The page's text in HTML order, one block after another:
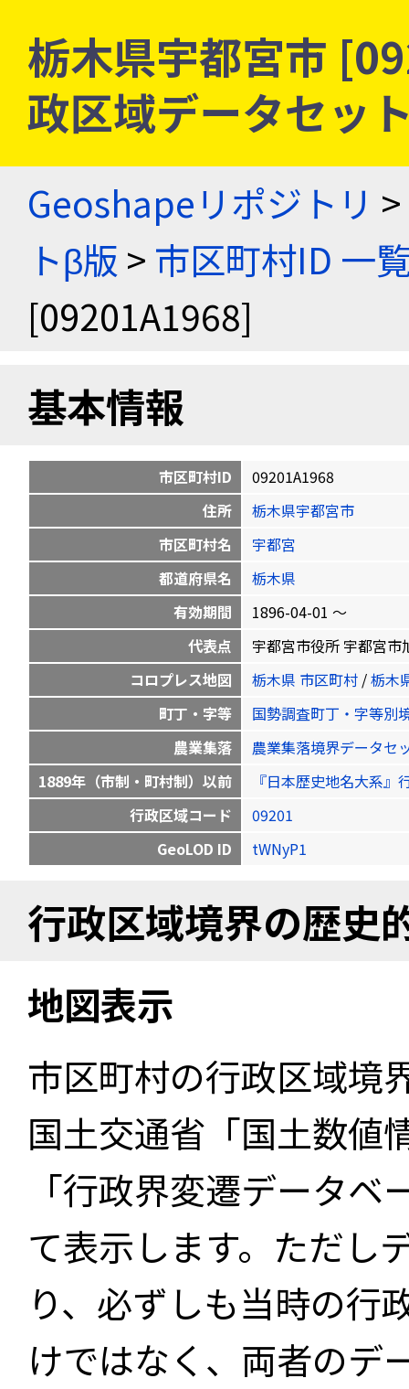
栃木県宇都宮市
政区域データセッ
Geoshapeリポジトリ >
トβ版 > 市区町村ID 一
[09201A1968]
基本情報
市区町村ID
09201A1968
住所
栃木県宇都宮市
市区町村名
宇都宮
都道府県名
栃木県
有効期間
1896-04-01 〜
代表点
宇都宮市役所 宇都宮
コロプレス地図
栃木県 市区町村 /栃木
町丁・字等
国勢調査町丁・字等別
農業集落
農業集落境界データセ
1889年（市制・町村制）以前
『日本歴史地名大系
行政区域コード
09201
GeoLOD ID
tWNyP1
行政区域境界の歴史
地図表示
市区町村の行政区域境
国土交通省「国土数値
「行政界変遷データ
て表示します。ただし
り、必ずしも当時の行
けではなく、両者のデ